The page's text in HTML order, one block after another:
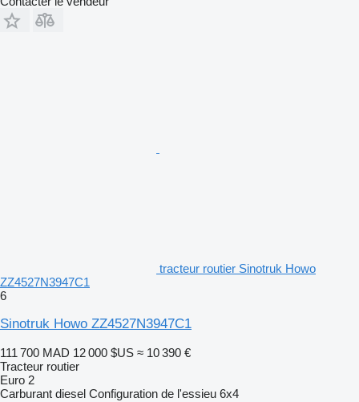
tracteur routier Sinotruk Howo
ZZ4527N3947C1
6
Sinotruk Howo ZZ4527N3947C1
111 700 MAD 12 000 $US ≈ 10 390 €
Tracteur routier
Euro 2
Carburant diesel Configuration de l'essieu 6x4